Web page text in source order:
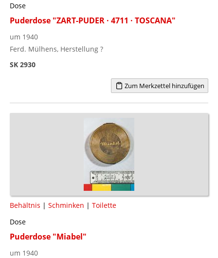
Dose
Puderdose "ZART-PUDER · 4711 · TOSCANA"
um 1940
Ferd. Mülhens, Herstellung ?
SK 2930
Zum Merkzettel hinzufügen
Behältnis | Schminken | Toilette
Dose
Puderdose "Miabel"
um 1940